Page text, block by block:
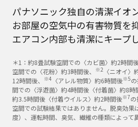
パナソニック独自の清潔イオ
お部屋の空気中の有害物質を
エアコン内部も清潔にキープし
＊1：約8畳試験空間での〈カビ菌〉約2時間
空間での〈花粉〉約3時間後、
※2 〈ニオイ〉
12時間後、
※4 〈アレル物質〉約6時間後※5
間での〈浮遊菌〉約4時間後〈付着菌〉約8時
約3.5時間後〈付着ウイルス〉約2時間後※7
空間での試験結果ではありません。脱臭効果
度）、運転時間、臭気、繊維の種類によって